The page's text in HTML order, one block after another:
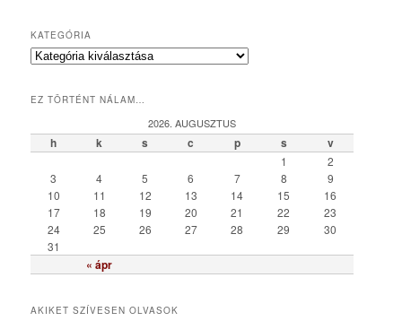
KATEGÓRIA
K
e
r
EZ TÖRTÉNT NÁLAM…
2026. AUGUSZTUS
h k s c p s v
« ápr
1
2
3
4 5 6 7 8
9
10
11 12 13 14 15
16
17
18 19 20 21 22
23
24
25 26 27 28 29
30
31
AKIKET SZÍVESEN OLVASOK